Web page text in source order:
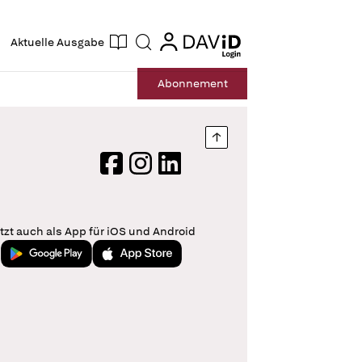
Aktuelle Ausgabe Suche login
login
Abonnement
Nach oben springen
FacebookInstagram
LinkedIn
auch als App für iOS und Android
Jetzt bei Google PlayLaden im App Store